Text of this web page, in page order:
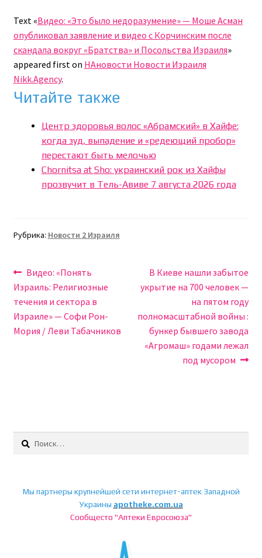
Text «Видео: «Это было недоразумение» — Моше Асман
опубликовал заявление и видео с Корчинским после
скандала вокруг «Братства» и Посольства Израиля»
appeared first on НАновости Новости Израиля
Nikk.Agency.
Читайте также
Центр здоровья волос «Абрaмский» в Хайфе:
когда зуд, выпадение и «редеющий пробор»
перестают быть мелочью
Chornitsa at Sho: украинский рок из Хайфы
прозвучит в Тель-Авиве 7 августа 2026 года
Рубрика: Новости 2 Израиля
Навигация
по
записям
Предыдущая
запись:
Видео: «Понять
Израиль: Религиозные
течения и сектора в
Израиле» — Софи Рон-
Мория / Леви Табачников
Следующая
запись:
В Киеве нашли забытое
укрытие на 700 человек —
на пятом году
полномасштабной войны :
бункер бывшего завода
«Агромаш» годами лежал
под мусором
Найти:
Мы партнеры крупнейшей сети интернет-аптек Западной
Украины apotheke.com.ua
Сообщесто "Аптеки Евросоюза"